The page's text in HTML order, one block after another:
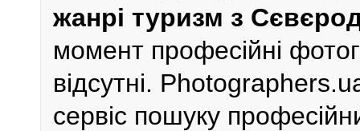
жанрі туризм з
момент професійні
відсутні.
сервіс пошуку